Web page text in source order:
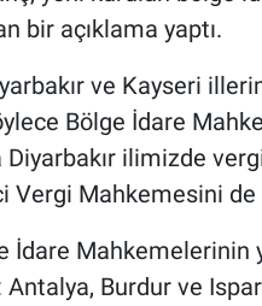
bir açıklama yaptı.
ve Kayseri
Bölge İdare
ilimizde
Vergi Mahkemesini
İdare Mahkemelerinin
Burdur ve